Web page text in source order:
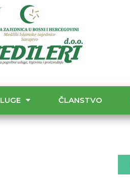
ČLANSTVO